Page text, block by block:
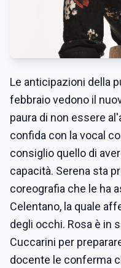
Le anticipazioni della
febbraio vedono il
paura di non essere
confida con la vocal
consiglio quello di
capacità. Serena sta
coreografia che le ha
Celentano, la quale
degli occhi. Rosa è in
Cuccarini per
docente le conferma